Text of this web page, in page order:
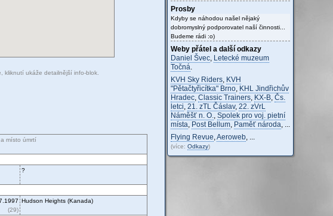
kliknutí ukáže detailnější info-blok.
a místo úmrtí
?
(29)
Hudson Heights (Kanada)
Prosby
Kdyby se náhodou našel nějaký
dobromyslný podporovatel naší činnosti...
Budeme rádi :o)
Weby přátel a další odkazy
Daniel Švec Letecké muzeum
Točná
KVH Sky Riders KVH
"Pětačtyřicítka" Brno KHL Jindřichův
Hradec Classic Trainers KX-B Čs.
letci 21. zTL Čáslav, 22. zVrL
Náměšť n. O.
Spolek pro voj. pietní
místa Post Bellum Paměť národa
Flying Revue Aeroweb
(více: Odkazy)